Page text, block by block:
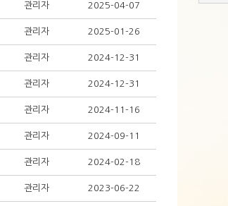
관리자 2025-04-07
관리자 2025-01-26
관리자 2024-12-31
관리자 2024-12-31
관리자 2024-11-16
관리자 2024-09-11
관리자 2024-02-18
관리자 2023-06-22